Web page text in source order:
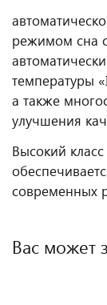
режимом сна
температуры
а также
улучшения
Высокий
современных
Вас может